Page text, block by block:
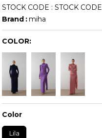
STOCK CODE STOCK CODE
Brand :miha
COLOR:
Color
Lila